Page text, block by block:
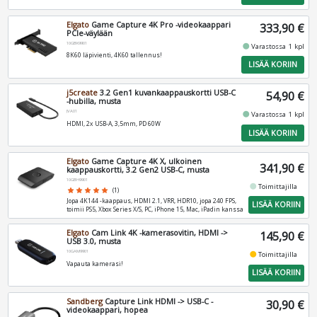
Elgato Game Capture 4K Pro -videokaappari
PCIe-väylään
10GBK9901
8K60 läpivienti, 4K60 tallennus!
333,90 €
fiber_manual_recordVarastossa 1 kpl
LISÄÄ KORIIN
j5create 3.2 Gen1 kuvankaappauskortti USB-C
-hubilla, musta
JVA01
HDMI, 2x USB-A, 3,5mm, PD 60W
54,90 €
fiber_manual_recordVarastossa 1 kpl
LISÄÄ KORIIN
Elgato Game Capture 4K X, ulkoinen
kaappauskortti, 3.2 Gen2 USB-C, musta
10GBH9901
star star star star star (1)
Jopa 4K144 -kaappaus, HDMI 2.1, VRR, HDR10, jopa 240 FPS,
toimii PS5, Xbox Series X/S, PC, iPhone 15, Mac, iPadin kanssa
341,90 €
fiber_manual_recordToimittajilla
LISÄÄ KORIIN
Elgato Cam Link 4K -kamerasovitin, HDMI ->
USB 3.0, musta
10GAM9901
Vapauta kamerasi!
145,90 €
fiber_manual_recordToimittajilla
LISÄÄ KORIIN
SandbergCapture Link HDMI -> USB-C -
videokaappari, hopea
30,90 €